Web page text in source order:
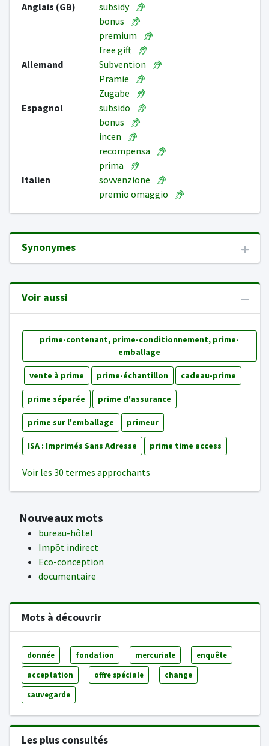
Anglais (GB)
subsidy
bonus
premium
free gift
Allemand
Subvention
Prämie
Zugabe
Espagnol
subsido
bonus
incen
recompensa
prima
Italien
sovvenzione
premio omaggio
Synonymes
Voir aussi
prime-contenant, prime-conditionnement, prime-
emballage
vente à prime prime-échantillon cadeau-prime
prime séparée prime d'assurance
prime sur l'emballage primeur
ISA : Imprimés Sans Adresse prime time access
Voir les 30 termes approchants
Nouveaux mots
bureau-hôtel
Impôt indirect
Eco-conception
documentaire
Mots à découvrir
donnée fondation mercuriale enquête
acceptation offre spéciale change
sauvegarde
Les plus consultés